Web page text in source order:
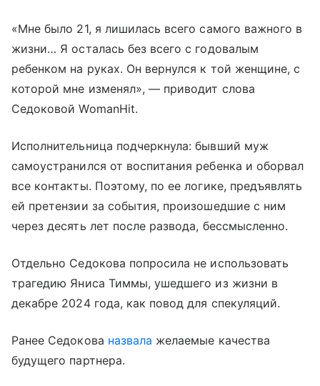
«Мне было 21, я лишилась всего самого важного в
жизни… Я осталась без всего с годовалым
ребенком на руках. Он вернулся к той женщине, с
которой мне изменял», — приводит слова
Седоковой WomanHit.
Исполнительница подчеркнула: бывший муж
самоустранился от воспитания ребенка и оборвал
все контакты. Поэтому, по ее логике, предъявлять
ей претензии за события, произошедшие с ним
через десять лет после развода, бессмысленно.
Отдельно Седокова попросила не использовать
трагедию Яниса Тиммы, ушедшего из жизни в
декабре 2024 года, как повод для спекуляций.
Ранее Седокова назвала желаемые качества
будущего партнера.